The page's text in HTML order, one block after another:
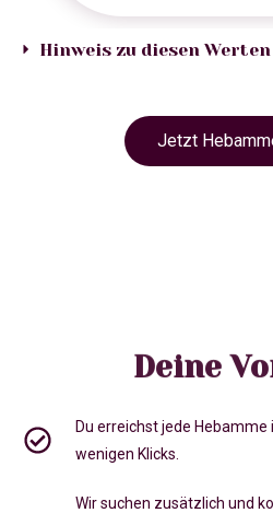
Hinweis zu diesen Werten
Jetzt
Deine
Du erreichst jede
wenigen Klicks.
Wir suchen zusätzlich und